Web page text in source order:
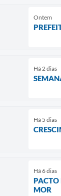
Ontem
Há 2 dias
Há 5 dias
Há 6 dias
PACTO
MOR